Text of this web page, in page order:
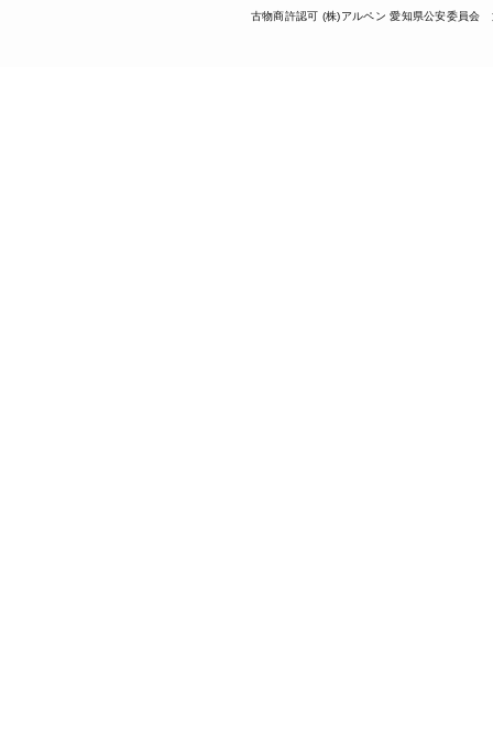
古物商許認可 (株)アルペン 愛知県公安委員